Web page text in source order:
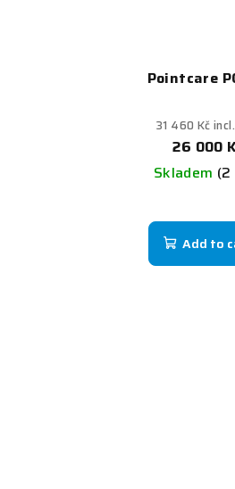
Pointcare
31 460 Kč
26 000
Skladem (2
Add to